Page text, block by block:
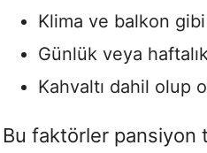
Klima ve balkon
Günlük veya
Kahvaltı dahil olup
Bu faktörler